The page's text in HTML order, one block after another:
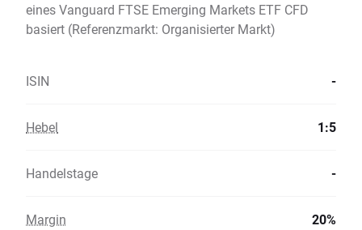
eines Vanguard FTSE Emerging Markets ETF CFD
basiert (Referenzmarkt: Organisierter Markt)
ISIN -
Hebel 1:5
Handelstage -
Margin 20%